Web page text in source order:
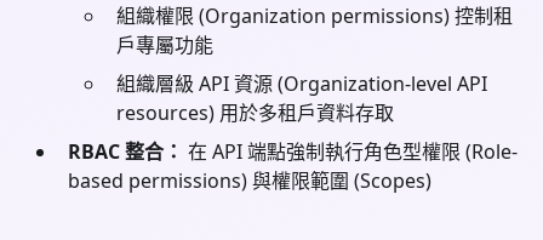
組織權限 (Organization permissions) 控制租
戶專屬功能
組織層級 API 資源 (Organization-level API
resources) 用於多租戶資料存取
RBAC 整合： 在 API 端點強制執行角色型權限 (Role-
based permissions) 與權限範圍 (Scopes)